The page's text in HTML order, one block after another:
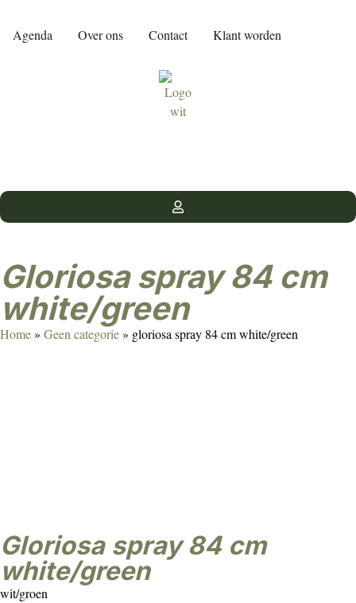
Agenda Over ons Contact Klant worden
gloriosa spray 84 cm
white/green
Home» Geen categorie» gloriosa spray 84 cm white/green
gloriosa spray 84 cm
white/green
wit/groen